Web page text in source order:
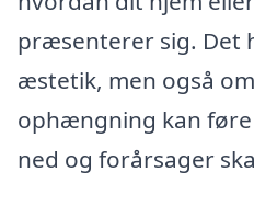
præsenterer sig. Det
æstetik, men også
ophængning kan
ned og forårsager